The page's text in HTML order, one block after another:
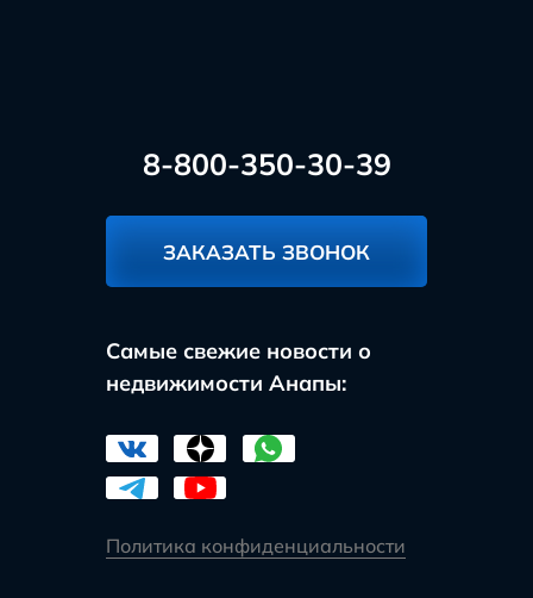
8-800-350-30-39
ЗАКАЗАТЬ ЗВОНОК
Самые свежие новости о
недвижимости Анапы:
Политика конфиденциальности